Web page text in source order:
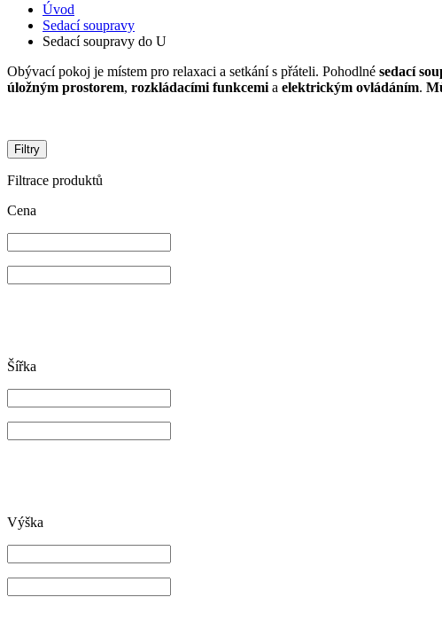
Úvod
Sedací soupravy
Sedací soupravy do U
Obývací pokoj je místem pro relaxaci a setkání s přáteli. Pohodlné sedací
úložným prostorem, rozkládacími funkcemi a elektrickým ovládáním.
Filtry
Filtrace produktů
Cena
Šířka
Výška